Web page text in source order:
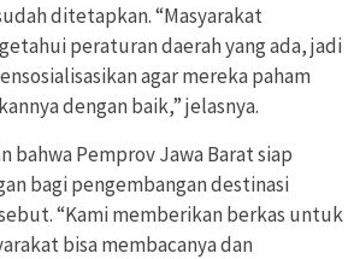
ditetapkan. “Masyarakat
peraturan daerah yang ada, jadi
agar mereka paham
dengan baik,” jelasnya.
bahwa Pemprov Jawa Barat siap
bagi pengembangan destinasi
“Kami memberikan berkas untuk
bisa membacanya dan